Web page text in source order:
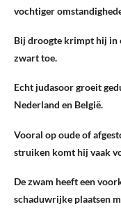
vochtiger
Bij droogte krimpt hij in
zwart toe.
Echt judasoor groeit
Nederland en België.
Vooral op oude of
struiken komt hij vaak
De zwam heeft een
schaduwrijke plaatsen